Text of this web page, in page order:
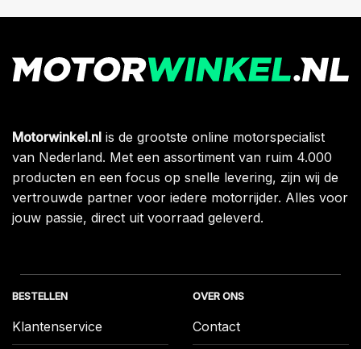
Motorwinkel.nl is de grootste online motorspecialist
van Nederland. Met een assortiment van ruim 4.000
producten en een focus op snelle levering, zijn wij de
vertrouwde partner voor iedere motorrijder. Alles voor
jouw passie, direct uit voorraad geleverd.
BESTELLEN
Klantenservice
OVER ONS
Contact